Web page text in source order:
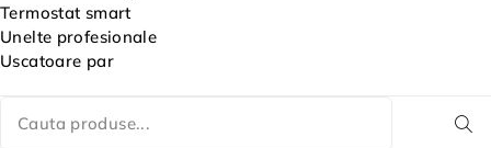
Termostat smart
Unelte profesionale
Uscatoare par